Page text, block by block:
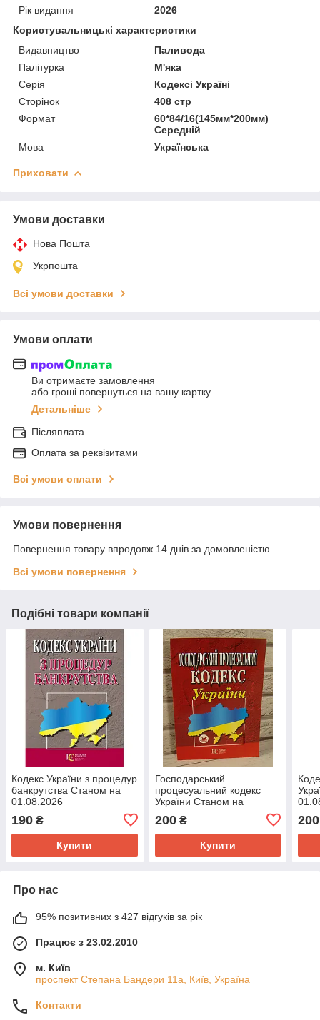
Рік видання
2026
Користувальницькі характеристики
Видавництво
Паливода
Палітурка
М'яка
Серія
Кодексі Україні
Сторінок
408 стр
Формат
60*84/16(145мм*200мм)
Середній
Мова
Українська
Приховати
Умови доставки
Нова Пошта
Укрпошта
Всі умови доставки
Умови оплати
Ви отримаєте замовлення
або гроші повернуться на вашу картку
Детальніше
Післяплата
Оплата за реквізитами
Всі умови оплати
Умови повернення
Повернення товару впродовж 14 днів за домовленістю
Всі умови повернення
Подібні товари компанії
Кодекс України з процедур
банкрутства Станом на
01.08.2026
190 ₴
Купити
Господарський
процесуальний кодекс
України Станом на
200₴
Купити
200
Про нас
95% позитивних з 427 відгуків за рік
Працює з 23.02.2010
м. Київ
проспект Степана Бандери 11а, Київ, Україна
Контакти